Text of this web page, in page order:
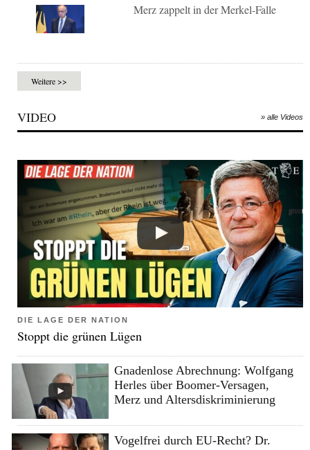
Merz zappelt in der Merkel-Falle
Weitere >>
VIDEO » alle Videos
DIE LAGE DER NATION
Stoppt die grünen Lügen
Gnadenlose Abrechnung: Wolfgang
Herles über Boomer-Versagen,
Merz und Altersdiskriminierung
Vogelfrei durch EU-Recht? Dr.